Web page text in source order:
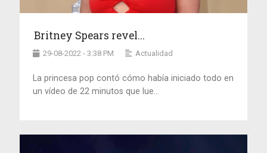
Britney Spears revel...
29-08-2022 - 3:38 PM Actualidad
La princesa pop contó cómo había iniciado todo en
un vídeo de 22 minutos que lue...